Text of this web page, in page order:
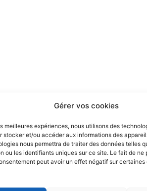
Gérer vos cookies
meilleures expériences, nous utilisons des
stocker et/ou accéder aux informations des
nous permettra de traiter des données telles
ou les identifiants uniques sur ce site. Le fait de ne
peut avoir un effet négatif sur
Linkedin